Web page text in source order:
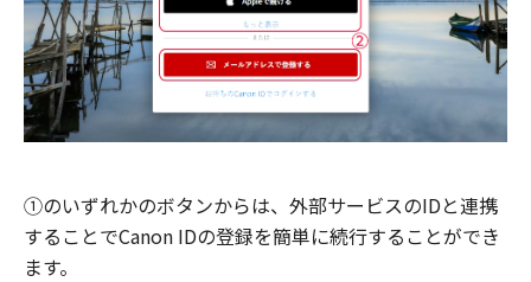
①のいずれかのボタンからは、外部サービスのIDと連携
することでCanon IDの登録を簡単に続行することができ
ます。